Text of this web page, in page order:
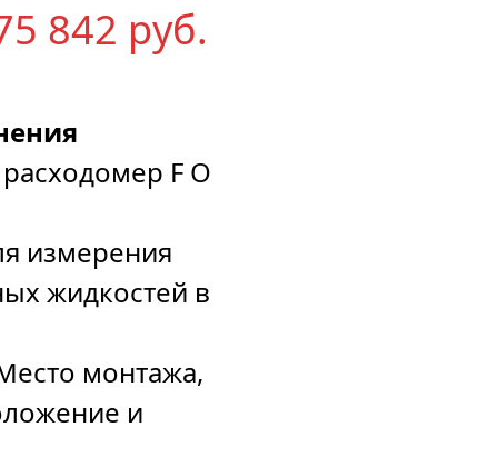
842 руб.
F O
измерения
жидкостей в
монтажа,
и